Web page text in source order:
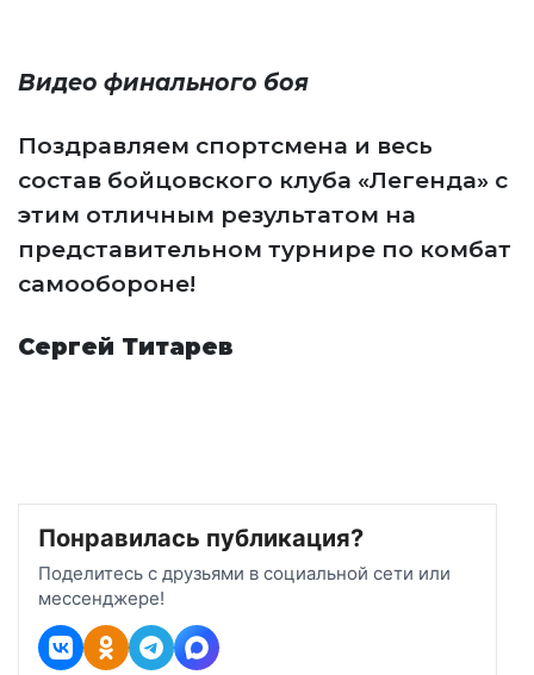
Видео финального боя
Поздравляем спортсмена и весь
состав бойцовского клуба «Легенда» с
этим отличным результатом на
представительном турнире по комбат
самообороне!
Сергей Титарев
Понравилась публикация?
Поделитесь с друзьями в социальной сети или
мессенджере!